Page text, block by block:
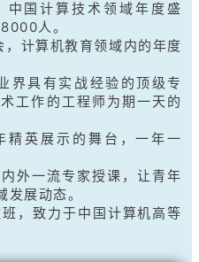
中国计算技术领域年度盛
人。
，计算机教育领域内的年度
界具有实战经验的顶级专
工作的工程师为期一天的
精英展示的舞台，一年一
外一流专家授课，让青年
展动态。
，致力于中国计算机高等